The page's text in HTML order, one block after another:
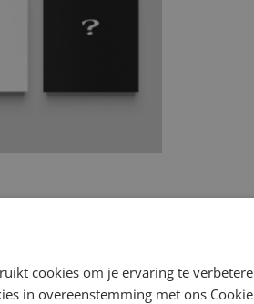
cookies om je ervaring te
in overeenstemming met ons